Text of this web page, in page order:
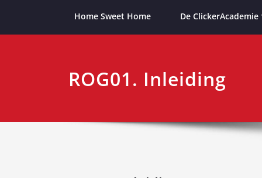
Home Sweet Home De ClickerAcademie
ROG01. Inleiding